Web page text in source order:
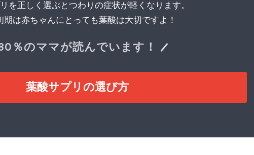
を正しく選ぶとつわりの症状が軽くなります。
期は赤ちゃんにとっても葉酸は大切ですよ！
％のママが読んでいます！
葉酸サプリの選び方